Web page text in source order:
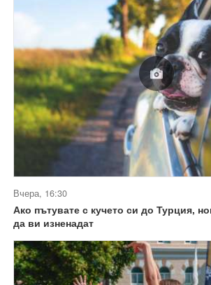
Вчера, 16:30
Ако пътувате с кучето си до Турция,
да ви изненадат